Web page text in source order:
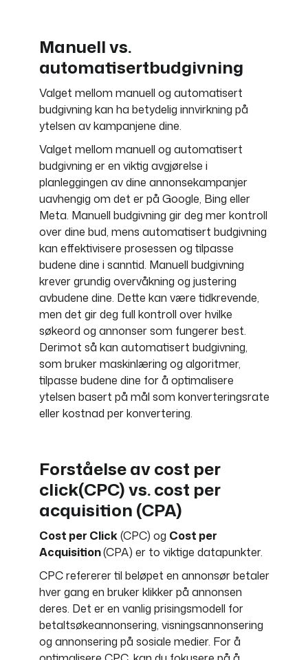
Manuell vs.
automatisertbudgivning
Valget mellom manuell og automatisert
budgivning kan ha betydelig innvirkning på
ytelsen av kampanjene dine.
Valget mellom manuell og automatisert
budgivning er en viktig avgjørelse i
planleggingen av dine annonsekampanjer
uavhengig om det er på Google, Bing eller
Meta. Manuell budgivning gir deg mer kontroll
over dine bud, mens automatisert budgivning
kan effektivisere prosessen og tilpasse
budene dine i sanntid. Manuell budgivning
krever grundig overvåkning og justering
avbudene dine. Dette kan være tidkrevende,
men det gir deg full kontroll over hvilke
søkeord og annonser som fungerer best.
Derimot så kan automatisert budgivning,
som bruker maskinlæring og algoritmer,
tilpasse budene dine for å optimalisere
ytelsen basert på mål som konverteringsrate
eller kostnad per konvertering.
Forståelse av cost per
click(CPC) vs. cost per
acquisition (CPA)
Cost per Click(CPC) og Cost per
Acquisition(CPA) er to viktige datapunkter.
CPC refererer til beløpet en annonsør betaler
hver gang en bruker klikker på annonsen
deres. Det er en vanlig prisingsmodell for
betaltsøkeannonsering, visningsannonsering
og annonsering på sosiale medier. For å